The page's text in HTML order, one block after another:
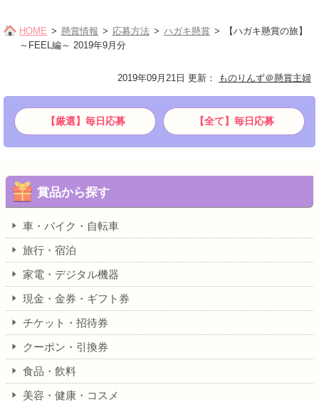
HOME 懸賞情報 応募方法 ハガキ懸賞
【ハガキ懸賞の旅】
～FEEL編～ 2019年9月分
2019年09月21日 更新 ： ものりんず＠懸賞主婦
【厳選】毎日応募 【全て】毎日応募
賞品から探す
車・バイク・自転車
旅行・宿泊
家電・デジタル機器
現金・金券・ギフト券
チケット・招待券
クーポン・引換券
食品・飲料
美容・健康・コスメ